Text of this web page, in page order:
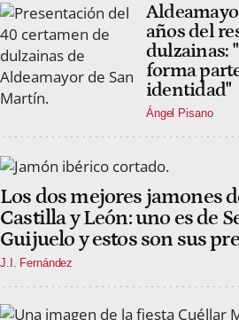
años del
dulzainas:
forma
identidad"
Ángel Pisano
Los dos mejores jamones
Castilla y León: uno es de
Guijuelo y estos son sus
J.I. Fernández